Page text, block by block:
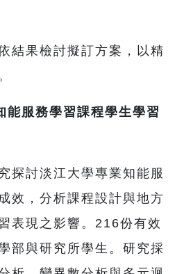
結果檢討擬訂方案，以精
能服務學習課程學生學習
探討淡江大學專業知能服
效，分析課程設計與地方
表現之影響。216份有效
部與研究所學生。研究採